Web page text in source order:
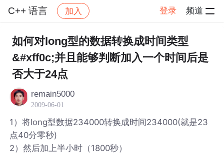
C++ 语言 加入 登录 频道
社区 C++ 语言 帖子详情
如何对long型的数据转换成时间类型
&#xff0c;并且能够判断加入一个时间后是
否大于24点
remain5000
2009-06-01
1）将long型数据234000转换成时间234000(就是23
点40分零秒)
2）然后加上半小时（1800秒）